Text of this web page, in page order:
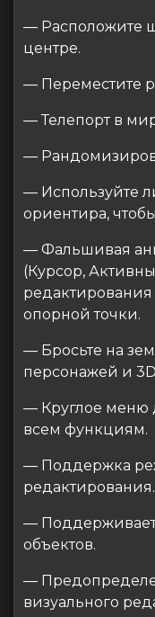
— Расположите
центре.
— Переместите
— Телепорт в
—
— Используйте
ориентира,
— Фальшивая
(Курсор,
опорной точки.
— Бросьте на
персонажей и
— Круглое меню
всем функциям.
— Поддержка
редактирования.
—
объектов.
—
визуального